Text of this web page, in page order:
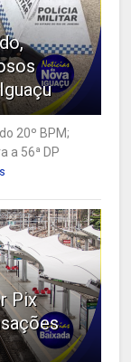
20º BPM;
a 56ª DP
Pix